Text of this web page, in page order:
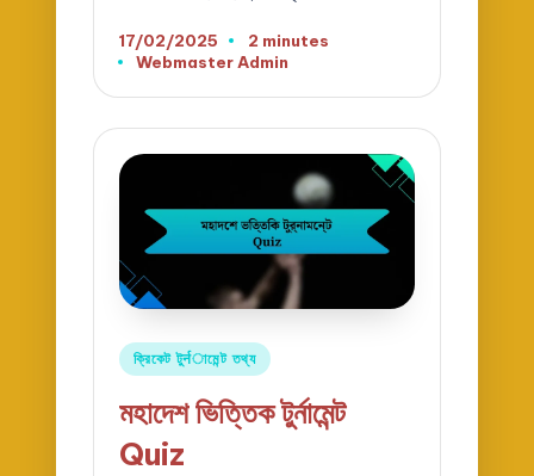
17/02/2025
2 minutes
Posted
Webmaster Admin
Posted
ক্রিকেট টুर्नামেন্ট তথ্য
মহাদেশ ভিত্তিক টুর্নামেন্ট
Quiz